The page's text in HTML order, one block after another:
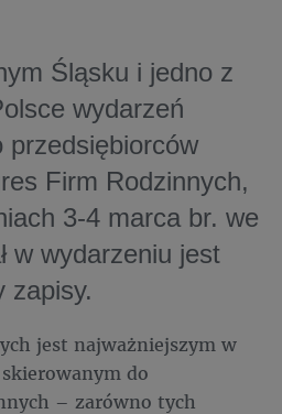
Śląsku i jedno z
wydarzeń
przedsiębiorców
Firm Rodzinnych,
3-4 marca br. we
w wydarzeniu jest
zapisy.
jest najważniejszym w
do
– zarówno tych